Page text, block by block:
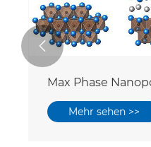
Max Phase
Mehr sehen >>
